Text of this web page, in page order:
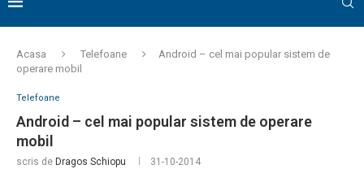
Acasa Telefoane
Android – cel mai popular sistem de
operare mobil
Telefoane
Android – cel mai popular sistem de operare
mobil
scris de Dragos Schiopu 31-10-2014